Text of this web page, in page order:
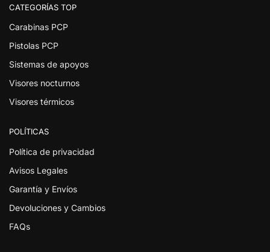
CATEGORÍAS TOP
Carabinas PCP
Pistolas PCP
Sistemas de apoyos
Visores nocturnos
Visores térmicos
POLÍTICAS
Política de privacidad
Avisos Legales
Garantía y Envíos
Devoluciones y Cambios
FAQs